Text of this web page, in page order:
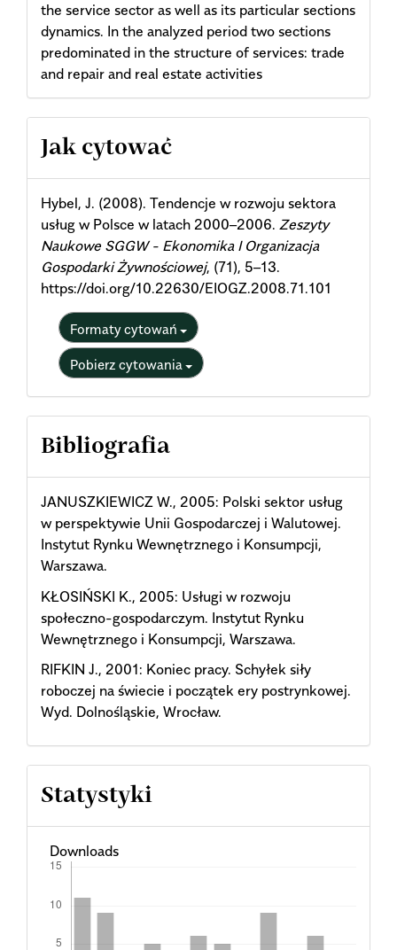
the service sector as well as its particular sections
dynamics. In the analyzed period two sections
predominated in the structure of services: trade
and repair and real estate activities
Article
Details
Jak cytować
Hybel, J. (2008). Tendencje w rozwoju sektora
usług w Polsce w latach 2000–2006. Zeszyty
Naukowe SGGW - Ekonomika I Organizacja
Gospodarki Żywnościowej, (71), 5–13.
https://doi.org/10.22630/EIOGZ.2008.71.101
Formaty cytowań
Pobierz cytowania
Bibliografia
JANUSZKIEWICZ W., 2005: Polski sektor usług
w perspektywie Unii Gospodarczej i Walutowej.
Instytut Rynku Wewnętrznego i Konsumpcji,
Warszawa.
KŁOSIŃSKI K., 2005: Usługi w rozwoju
społeczno-gospodarczym. Instytut Rynku
Wewnętrznego i Konsumpcji, Warszawa.
RIFKIN J., 2001: Koniec pracy. Schyłek siły
roboczej na świecie i początek ery postrynkowej.
Wyd. Dolnośląskie, Wrocław.
Statystyki
Downloads